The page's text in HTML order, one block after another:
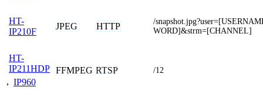
HT-
IP210F
JPEG HTTP
/
WORD]&strm=[CHANNEL]
HT-
IP211HDP
, IP960
FFMPEG RTSP /12